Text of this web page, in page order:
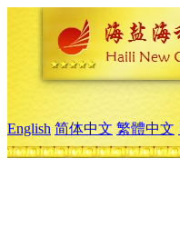
English 简体中文 繁體中文